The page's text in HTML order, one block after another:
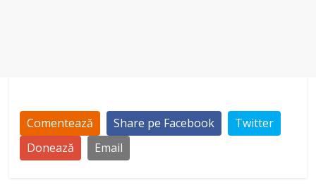
Comentează Share pe Facebook
Twitter
Donează
Email